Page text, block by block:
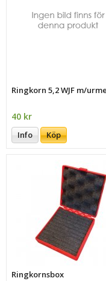
Ringkorn 5,2 WJF m/
40 kr
Info Köp
Ringkornsbox